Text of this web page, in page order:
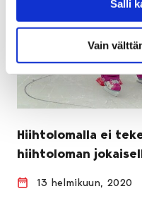
Salli
Vain
Hiihtolomalla ei
hiihtoloman
13 helmikuun, 2020